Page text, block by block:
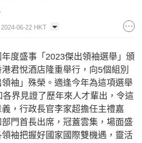
06-22 HKT
盛事「2023傑出領袖選舉」頒
君悅酒店隆重舉行，向5個組別
袖」殊榮。適逢今年為這項選舉
各界見證了歷年來人才輩出，令這
，行政長官李家超擔任主禮嘉
門首長出席，冠蓋雲集，場面盛
袖把握好國家國際雙機遇，靈活